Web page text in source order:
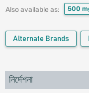
Also available as: 500
Alternate Brands
নির্দেশনা